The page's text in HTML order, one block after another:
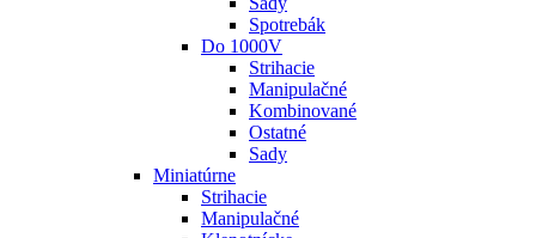
Spotrebák
Do 1000V
Strihacie
Manipulačné
Kombinované
Ostatné
Sady
Miniatúrne
Strihacie
Manipulačné